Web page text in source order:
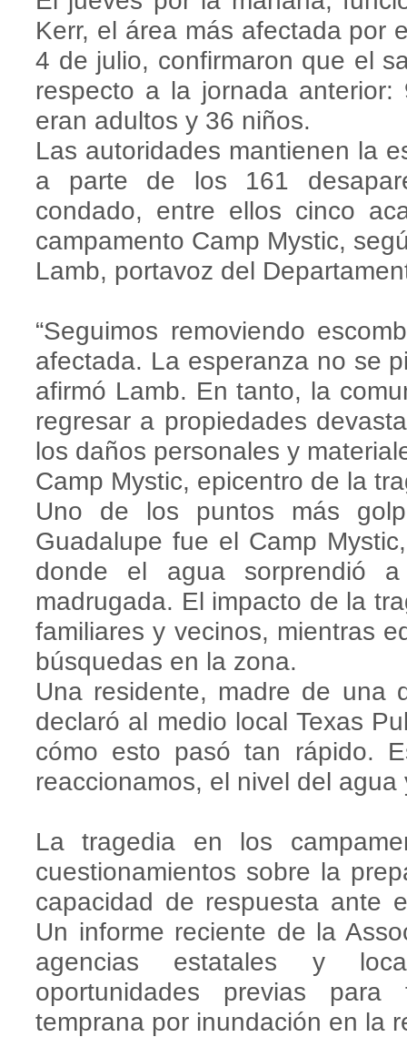
Kerr, el área más afectada por
4 de julio, confirmaron que el
respecto a la jornada
eran adultos y 36 niños.
Las autoridades mantienen la
a parte de los 161
condado, entre ellos cinco
campamento Camp Mystic,
Lamb, portavoz del
“Seguimos removiendo
afectada. La esperanza no se
afirmó Lamb. En tanto, la
regresar a propiedades
los daños personales y
Camp Mystic, epicentro de la
Uno de los puntos más
Guadalupe fue el Camp
donde el agua sorprendió
madrugada. El impacto de la
familiares y vecinos, mientras
búsquedas en la zona.
Una residente, madre de una
declaró al medio local Texas
cómo esto pasó tan rápido.
reaccionamos, el nivel del agua
La tragedia en los
cuestionamientos sobre la
capacidad de respuesta ante
Un informe reciente de la
agencias estatales y
oportunidades previas
temprana por inundación en la